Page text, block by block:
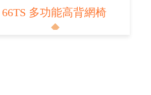
66TS 多功能高背網椅